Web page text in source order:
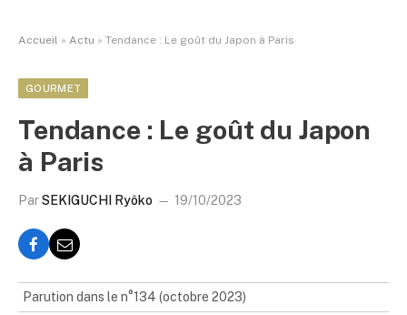
Accueil » Actu » Tendance : Le goût du Japon à Paris
GOURMET
Tendance : Le goût du Japon
à Paris
ParSEKIGUCHI Ryôko 19/10/2023
Parution dans le n°134 (octobre 2023)